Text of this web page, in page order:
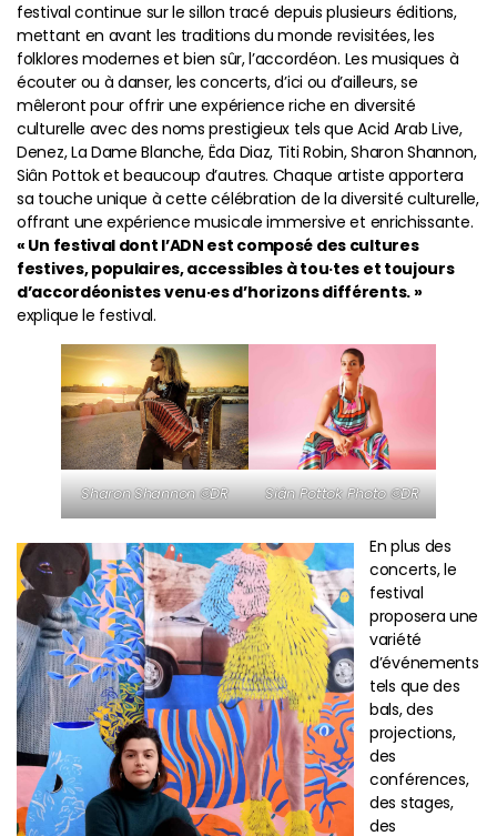
festival continue sur le sillon tracé depuis plusieurs éditions,
mettant en avant les traditions du monde revisitées, les
folklores modernes et bien sûr, l’accordéon. Les musiques à
écouter ou à danser, les concerts, d’ici ou d’ailleurs, se
mêleront pour offrir une expérience riche en diversité
culturelle avec des noms prestigieux tels que Acid Arab Live,
Denez, La Dame Blanche, Ëda Diaz, Titi Robin, Sharon Shannon,
Siân Pottok et beaucoup d’autres. Chaque artiste apportera
sa touche unique à cette célébration de la diversité culturelle,
offrant une expérience musicale immersive et enrichissante.
« Un festival dont l’ADN est composé des cultures
festives, populaires, accessibles à tou·tes et toujours
d’accordéonistes venu·es d’horizons différents. »
explique le festival.
Sharon Shannon ©DR Siân Pottok Photo ©DR
En plus des
concerts, le
festival
proposera une
variété
d’événements
tels que des
bals, des
projections,
des
conférences,
des stages,
des